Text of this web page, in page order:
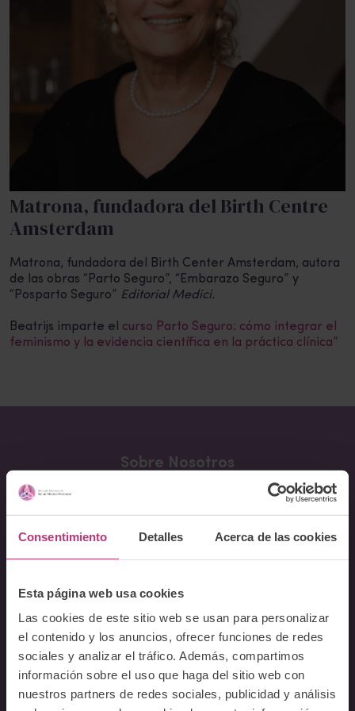
Consentimiento Detalles Acerca de las cookies
Esta página web usa cookies
Las cookies de este sitio web se usan para personalizar
el contenido y los anuncios, ofrecer funciones de redes
sociales y analizar el tráfico. Además, compartimos
información sobre el uso que haga del sitio web con
nuestros partners de redes sociales, publicidad y análisis
Matrona, fundadora del Birth Centre
Amsterdam
Matrona, fundadora del Birth Center Amsterdam, autora
de las obras “Parto Seguro”, “Embarazo Seguro” y
“Posparto Seguro” Editorial Medici.
Beatrijs imparte el curso Parto Seguro: cómo integrar el
feminismo y la evidencia científica en la práctica clínica”
Sobre Nosotros
Equipo
Docentes
Conferencia Neurociencia de la Lactancia y aplicaciones
clínicas
Fundamentos en Salud Mental Perinatal
Herramientas de Psicoterapia Perinatal